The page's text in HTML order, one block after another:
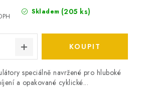
Skladem (205 ks)
speciálně navržené pro hluboké
a opakované cyklické...